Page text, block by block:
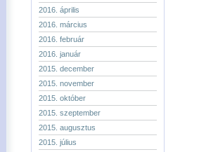
2016. április
2016. március
2016. február
2016. január
2015. december
2015. november
2015. október
2015. szeptember
2015. augusztus
2015. július